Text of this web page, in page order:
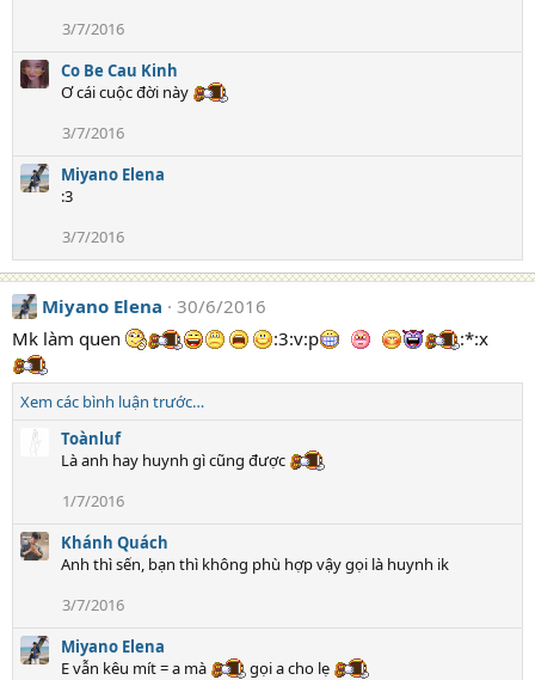
3/7/2016
Co Be Cau Kinh
Ơ cái cuộc đời này
3/7/2016
Miyano Elena
:3
3/7/2016
Miyano Elena
30/6/2016
Mk làm quen
:3:v:p :*:x
Xem các bình luận trước…
Toànluf
Là anh hay huynh gì cũng được
1/7/2016
Khánh Quách
Anh thì sến, bạn thì không phù hợp vậy gọi là huynh ik
3/7/2016
Miyano Elena
E vẫn kêu mít = a mà
gọi a cho lẹ